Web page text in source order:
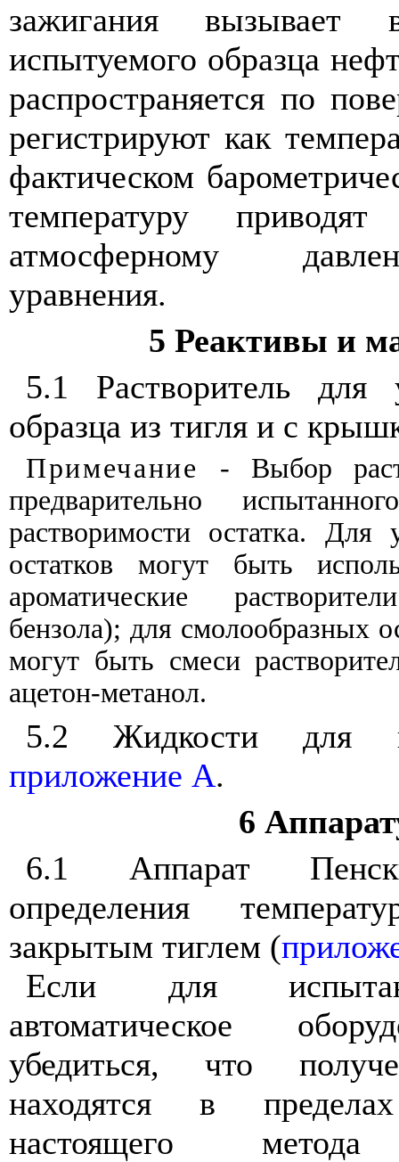
зажигания
вызывает
испытуемого образца
распространяется по
регистрируют как
фактическом
температуру
приводят
атмосферному
уравнения.
5 Реактивы и
5.1 Растворитель для
образца из тигля и с
Примечание - Выбор
предварительно
испытанного
растворимости остатка. Для
остатков
могут быть
ароматические
растворители
бензола); для смолообразных
могут быть смеси
ацетон-метанол.
5.2Жидкости для
приложение А.
6
6.1 Аппарат
определения
закрытым тиглем (
Если
для
автоматическое
убедиться,что
находятся
в
пределах
настоящего
метода